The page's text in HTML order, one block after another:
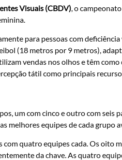
Visuais (CBDV), o
para pessoas com
(18 metros por 9 metros),
vendas nos olhos e têm
tátil como principais
um com cinco e outro com seis
melhores equipes de cada grupo
quatro equipes cada. Os oito
da chave. As quatro